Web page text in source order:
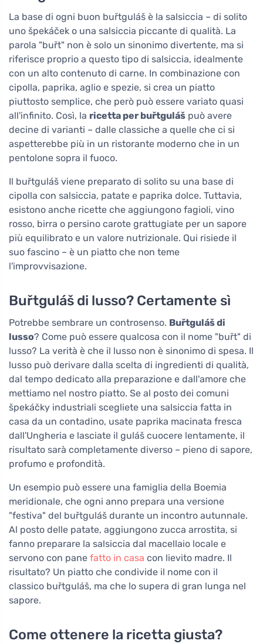
La base di ogni buon buřtguláš è la salsiccia – di solito
uno špekáček o una salsiccia piccante di qualità. La
parola "buřt" non è solo un sinonimo divertente, ma si
riferisce proprio a questo tipo di salsiccia, idealmente
con un alto contenuto di carne. In combinazione con
cipolla, paprika, aglio e spezie, si crea un piatto
piuttosto semplice, che però può essere variato quasi
all'infinito. Così, la ricetta per buřtguláš può avere
decine di varianti – dalle classiche a quelle che ci si
aspetterebbe più in un ristorante moderno che in un
pentolone sopra il fuoco.
Il buřtguláš viene preparato di solito su una base di
cipolla con salsiccia, patate e paprika dolce. Tuttavia,
esistono anche ricette che aggiungono fagioli, vino
rosso, birra o persino carote grattugiate per un sapore
più equilibrato e un valore nutrizionale. Qui risiede il
suo fascino – è un piatto che non teme
l'improvvisazione.
Buřtguláš di lusso? Certamente sì
Potrebbe sembrare un controsenso. Buřtguláš di
lusso? Come può essere qualcosa con il nome "buřt" di
lusso? La verità è che il lusso non è sinonimo di spesa. Il
lusso può derivare dalla scelta di ingredienti di qualità,
dal tempo dedicato alla preparazione e dall'amore che
mettiamo nel nostro piatto. Se al posto dei comuni
špekáčky industriali scegliete una salsiccia fatta in
casa da un contadino, usate paprika macinata fresca
dall'Ungheria e lasciate il guláš cuocere lentamente, il
risultato sarà completamente diverso – pieno di sapore,
profumo e profondità.
Un esempio può essere una famiglia della Boemia
meridionale, che ogni anno prepara una versione
"festiva" del buřtguláš durante un incontro autunnale.
Al posto delle patate, aggiungono zucca arrostita, si
fanno preparare la salsiccia dal macellaio locale e
servono con pane fatto in casa con lievito madre. Il
risultato? Un piatto che condivide il nome con il
classico buřtguláš, ma che lo supera di gran lunga nel
sapore.
Come ottenere la ricetta giusta?